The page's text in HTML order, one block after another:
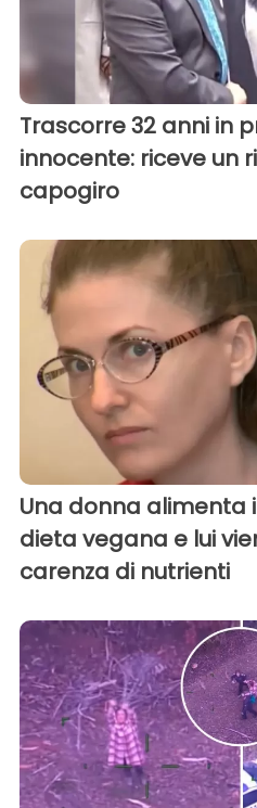
Trascorre 32 anni in
innocente: riceve un
capogiro
Una donna alimenta
dieta vegana e lui
carenza di nutrienti